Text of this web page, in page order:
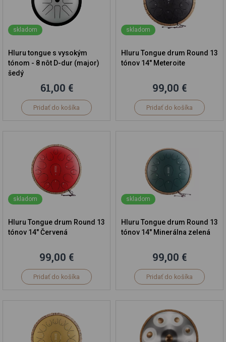
skladom
Hluru tongue s vysokým
tónom - 8 nôt D-dur (major)
šedý
61,00 €
Pridať do košíka
skladom
Hluru Tongue drum Round 13
tónov 14" Meteroite
99,00 €
Pridať do košíka
skladom
Hluru Tongue drum Round 13
tónov 14" Červená
99,00 €
Pridať do košíka
skladom
Hluru Tongue drum Round 13
tónov 14" Minerálna zelená
99,00 €
Pridať do košíka